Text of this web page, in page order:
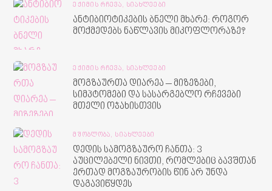
ᲔᲥᲘᲛᲘᲡ ᲠᲩᲔᲕᲐ, ᲡᲘᲐᲮᲚᲔᲔᲑᲘ
ანტიბიოტიკების ბნელი მხარე: როგორ
მოქმედებს ნაწლავის მიკოფლორაზე?
ᲔᲥᲘᲛᲘᲡ ᲠᲩᲔᲕᲐ, ᲡᲘᲐᲮᲚᲔᲔᲑᲘ
მოგზაურთა დიარეა – მიზეზები,
სიმპტომები და სასარგებლო რჩევები
მთელი ოჯახისთვის
ᲛᲨᲝᲑᲚᲝᲑᲐ, ᲡᲘᲐᲮᲚᲔᲔᲑᲘ
დედის სამოგზაურო ჩანთა: 3
აუცილებელი ნივთი, რომლებიც ბავშთან
ერთად მოგზაურობის წინ არ უნდა
დაგავიწყდეს